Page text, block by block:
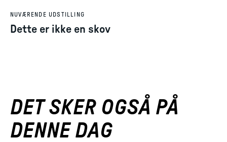
NUVÆRENDE UDSTILLING
Dette er ikke en skov
DET SKER OGSÅ PÅ
DENNE DAG